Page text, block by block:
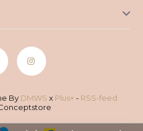
By DMWS x Plus+ - RSS-feed